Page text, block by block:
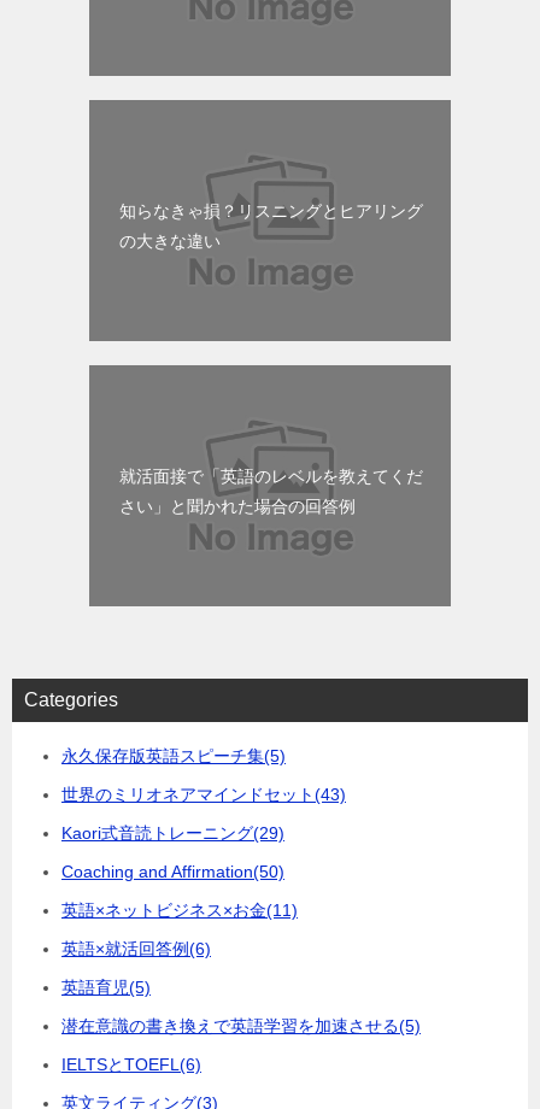
知らなきゃ損？リスニングとヒアリング
の大きな違い
就活面接で「英語のレベルを教えてくだ
さい」と聞かれた場合の回答例
Categories
永久保存版英語スピーチ集(5)
世界のミリオネアマインドセット(43)
Kaori式音読トレーニング(29)
Coaching and Affirmation(50)
英語×ネットビジネス×お金(11)
英語×就活回答例(6)
英語育児(5)
潜在意識の書き換えで英語学習を加速させる(5)
IELTSとTOEFL(6)
英文ライティング(3)